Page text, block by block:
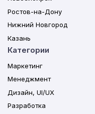
Ростов-на-Дону
Нижний Новгород
Казань
Категории
Маркетинг
Менеджмент
Дизайн, UI/UX
Разработка